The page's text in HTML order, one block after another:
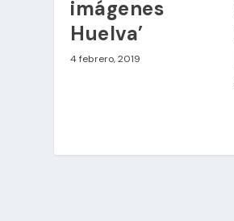
imágenes
Huelva’
4 febrero, 2019